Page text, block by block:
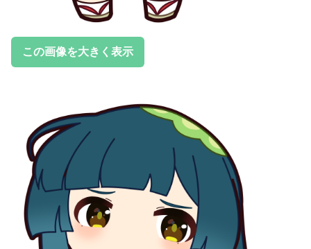
この画像を大きく表示